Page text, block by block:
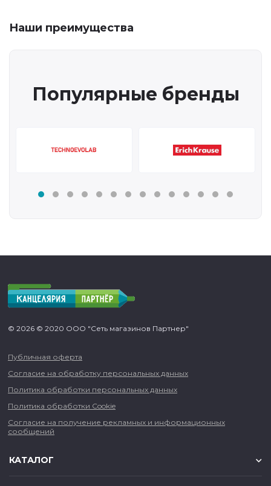
Наши преимущества
Популярные бренды
© 2026 © 2020 ООО "Сеть магазинов Партнер"
Публичная оферта
Согласие на обработку персональных данных
Политика обработки персональных данных
Политика обработки Cookie
Согласие на получение рекламных и информационных
сообщений
КАТАЛОГ